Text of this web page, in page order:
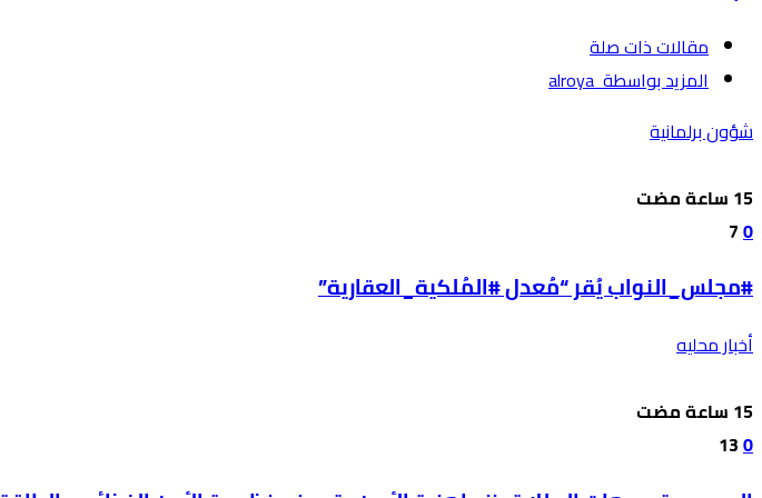
‫مقالات ذات صلة‬
‫‫المزيد بواسطة‬ ‬ alroya
شؤون برلمانية
0
7
#مجلس_النواب يُقر “مُعدل #المُلكية_العقارية”
أخبار محليه
0
13